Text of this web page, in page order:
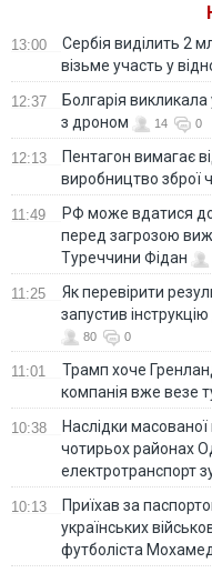
13:00
Сербія виділить 2
візьме участь у
12:37
Болгарія
з дроном
14 0
12:13
Пентагон вимагає
виробництво зброї
11:49
РФ може вдатися
перед загрозою
Туреччини Фідан
11:25
Як перевірити
запустив
80 0
11:01
Трамп хоче
компанія вже везе
10:38
Наслідки
чотирьох районах
електротранспорт
10:13
Приїхав за
українських
футболіста